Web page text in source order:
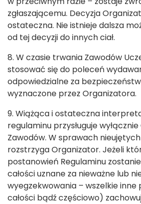
zgłaszającemu. Decyzja
ostateczna. Nie istnieje dalsza
od tej decyzji do innych ciał.
8. W czasie trwania Zawodów
stosować się do poleceń
odpowiedzialne za
wyznaczone przez Organizatora.
9. Wiążąca i ostateczna
regulaminu przysługuje
Zawodów. W sprawach
rozstrzyga Organizator. Jeżeli
postanowień Regulaminu
całości uznane za nieważne lub
wyegzekwowania – wszelkie
całości bądź częściowo)